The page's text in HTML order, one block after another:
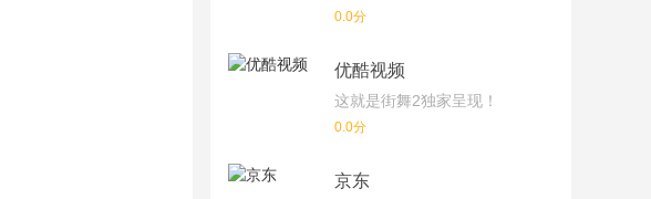
0.0分
优酷视频
这就是街舞2独家呈现！
0.0分
京东